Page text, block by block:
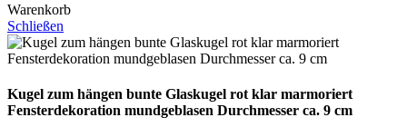
Warenkorb
Schließen
Kugel zum hängen bunte Glaskugel rot klar marmoriert
Fensterdekoration mundgeblasen Durchmesser ca. 9 cm